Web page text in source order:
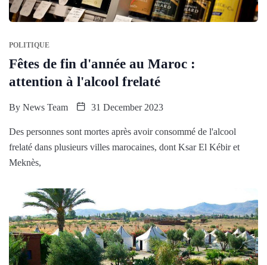
POLITIQUE
Fêtes de fin d'année au Maroc :
attention à l'alcool frelaté
By News Team 31 December 2023
Des personnes sont mortes après avoir consommé de l'alcool
frelaté dans plusieurs villes marocaines, dont Ksar El Kébir et
Meknès,